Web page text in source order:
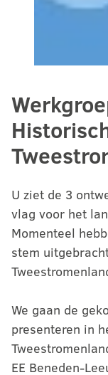
U ziet de 3
vlag voor het
Momenteel
stem
We gaan de
presenteren in
EE Beneden-